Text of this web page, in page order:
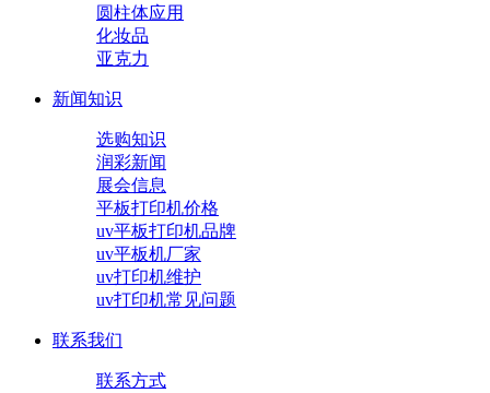
圆柱体应用
化妆品
亚克力
新闻知识
选购知识
润彩新闻
展会信息
平板打印机价格
uv平板打印机品牌
uv平板机厂家
uv打印机维护
uv打印机常见问题
联系我们
联系方式